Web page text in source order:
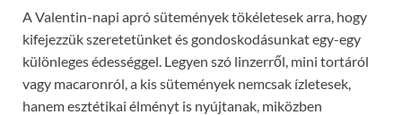
A Valentin-napi apró sütemények tökéletesek arra, hogy
kifejezzük szeretetünket és gondoskodásunkat egy-egy
különleges édességgel. Legyen szó linzerről, mini tortáról
vagy macaronról, a kis sütemények nemcsak ízletesek,
hanem esztétikai élményt is nyújtanak, miközben